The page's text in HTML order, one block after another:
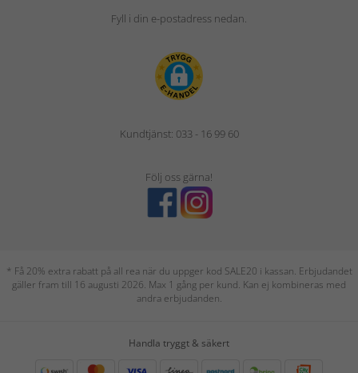
Fyll i din e-postadress nedan.
Kundtjänst: 033 - 16 99 60
Följ oss gärna!
* Få 20% extra rabatt på all rea när du uppger kod SALE20 i kassan. Erbjudandet
gäller fram till 16 augusti 2026. Max 1 gång per kund. Kan ej kombineras med
andra erbjudanden.
Handla tryggt & säkert